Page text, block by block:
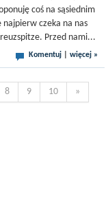
coś na sąsiednim
czeka na nas
Przed nami...
Komentuj więcej »
8 9 10 »